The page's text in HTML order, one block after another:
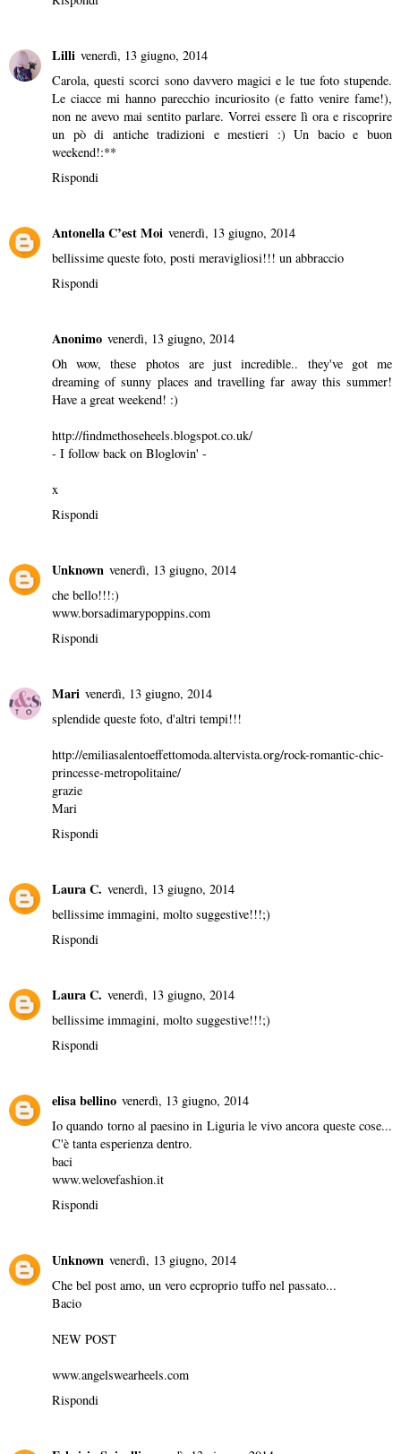
Lilli venerdì, 13 giugno, 2014
Carola, questi scorci sono davvero magici e le tue foto stupende.
Le ciacce mi hanno parecchio incuriosito (e fatto venire fame!),
non ne avevo mai sentito parlare. Vorrei essere lì ora e riscoprire
un pò di antiche tradizioni e mestieri :) Un bacio e buon
weekend!:**
Rispondi
Antonella C’est Moi venerdì, 13 giugno, 2014
bellissime queste foto, posti meravigliosi!!! un abbraccio
Rispondi
Anonimo venerdì, 13 giugno, 2014
Oh wow, these photos are just incredible.. they've got me
dreaming of sunny places and travelling far away this summer!
Have a great weekend! :)
http://findmethoseheels.blogspot.co.uk/
- I follow back on Bloglovin' -
x
Rispondi
Unknown venerdì, 13 giugno, 2014
che bello!!!:)
www.borsadimarypoppins.com
Rispondi
Mari venerdì, 13 giugno, 2014
splendide queste foto, d'altri tempi!!!
http://emiliasalentoeffettomoda.altervista.org/rock-romantic-chic-
princesse-metropolitaine/
grazie
Mari
Rispondi
Laura C. venerdì, 13 giugno, 2014
bellissime immagini, molto suggestive!!!;)
Rispondi
Laura C. venerdì, 13 giugno, 2014
bellissime immagini, molto suggestive!!!;)
Rispondi
elisa bellino venerdì, 13 giugno, 2014
Io quando torno al paesino in Liguria le vivo ancora queste cose...
C'è tanta esperienza dentro.
baci
www.welovefashion.it
Rispondi
Unknown venerdì, 13 giugno, 2014
Che bel post amo, un vero ecproprio tuffo nel passato...
Bacio
NEW POST
www.angelswearheels.com
Rispondi